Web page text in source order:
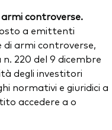
controverse.
a emittenti
armi controverse,
220 del 9 dicembre
degli investitori
normativi e giuridici a
accedere a o